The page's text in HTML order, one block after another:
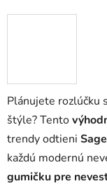
Plánujete rozlúčku
štýle? Tento
trendy odtieni
každú modernú
gumičku pre